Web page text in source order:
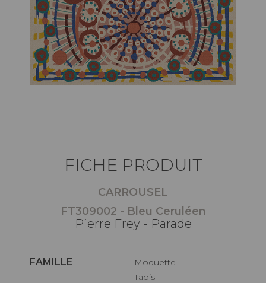
FICHE PRODUIT
CARROUSEL
FT309002 - Bleu Ceruléen
Pierre Frey - Parade
FAMILLE
Moquette
Tapis